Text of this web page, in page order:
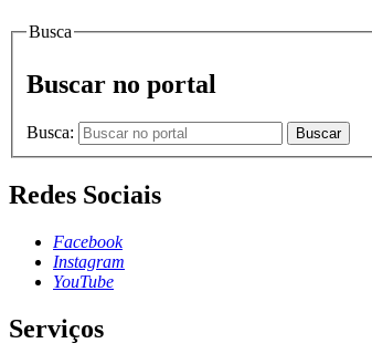
Busca
Buscar no portal
Busca: Buscar
Redes Sociais
Facebook
Instagram
YouTube
Serviços